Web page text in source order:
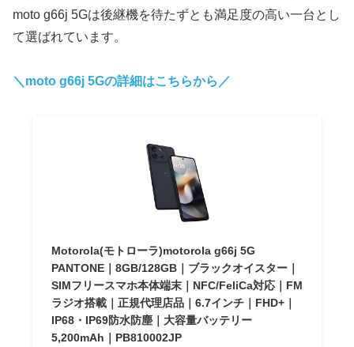
moto g66j 5Gは後継機を待たずとも満足度の高い一台とし
て選ばれています。
＼moto g66j 5Gの詳細はこちらから／
Motorola(モトローラ)motorola g66j 5G
PANTONE｜8GB/128GB｜ブラックオイスター｜
SIMフリースマホ本体端末｜NFC/FeliCa対応｜FM
ラジオ搭載｜正規代理店品｜6.7インチ｜FHD+｜
IP68・IP69防水防塵｜大容量バッテリー
5,200mAh｜PB810002JP